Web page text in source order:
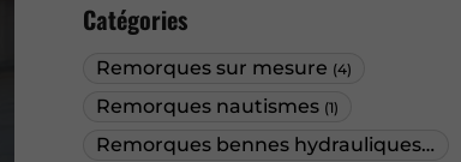
Catégories
Remorques sur mesure (4)
Remorques nautismes (1)
Remorques bennes hydrauliques
(1)